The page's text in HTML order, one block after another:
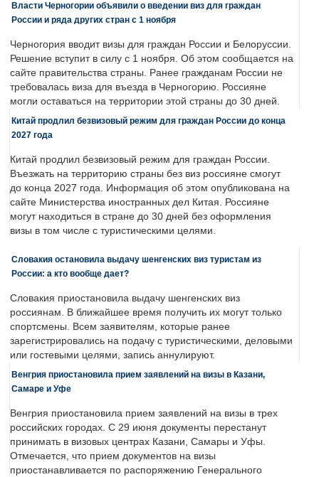
Власти Черногории объявили о введении виз для граждан
России и ряда других стран с 1 ноября
Черногория вводит визы для граждан России и Белоруссии.
Решение вступит в силу с 1 ноября. Об этом сообщается на
сайте правительства страны. Ранее гражданам России не
требовалась виза для въезда в Черногорию. Россияне
могли оставаться на территории этой страны до 30 дней.
Китай продлил безвизовый режим для граждан России до конца
2027 года
Китай продлил безвизовый режим для граждан России.
Въезжать на территорию страны без виз россияне смогут
до конца 2027 года. Информация об этом опубликована на
сайте Министерства иностранных дел Китая. Россияне
могут находиться в стране до 30 дней без оформления
визы в том числе с туристическими целями.
Словакия остановила выдачу шенгенских виз туристам из
России: а кто вообще дает?
Словакия приостановила выдачу шенгенских виз
россиянам. В ближайшее время получить их могут только
спортсмены. Всем заявителям, которые ранее
зарегистрировались на подачу с туристическими, деловыми
или гостевыми целями, запись аннулируют.
Венгрия приостановила прием заявлений на визы в Казани,
Самаре и Уфе
Венгрия приостановила прием заявлений на визы в трех
российских городах. С 29 июня документы перестанут
принимать в визовых центрах Казани, Самары и Уфы.
Отмечается, что прием документов на визы
приостанавливается по распоряжению Генерального